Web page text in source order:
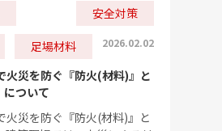
安全対策
足場材料 2026.02.02
火災を防ぐ『防火(材料)』と
について
火災を防ぐ『防火(材料)』と